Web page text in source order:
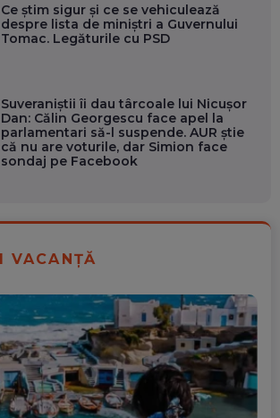
Ce știm sigur și ce se vehiculează
despre lista de miniștri a Guvernului
Tomac. Legăturile cu PSD
Suveraniștii îi dau târcoale lui Nicușor
Dan: Călin Georgescu face apel la
parlamentari să-l suspende. AUR știe
că nu are voturile, dar Simion face
sondaj pe Facebook
VACANȚĂ